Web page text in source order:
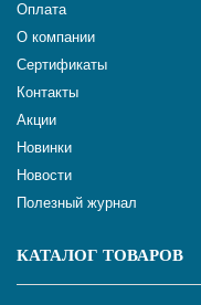
Оплата
О компании
Сертификаты
Контакты
Акции
Новинки
Новости
Полезный журнал
КАТАЛОГ ТОВАРОВ